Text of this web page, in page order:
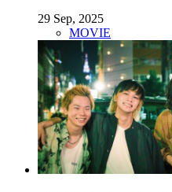
29 Sep, 2025
MOVIE